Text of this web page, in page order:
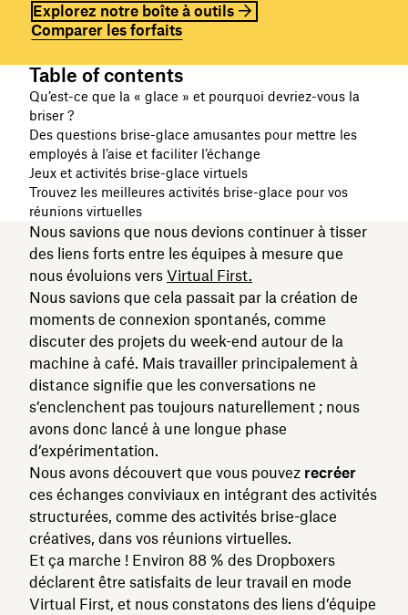
Explorez notre boîte à outils
Comparer les forfaits
Table of contents
Qu’est-ce que la « glace » et pourquoi devriez-vous la
briser ?
Des questions brise-glace amusantes pour mettre les
employés à l’aise et faciliter l’échange
Jeux et activités brise-glace virtuels
Trouvez les meilleures activités brise-glace pour vos
réunions virtuelles
Nous savions que nous devions continuer à tisser
des liens forts entre les équipes à mesure que
nous évoluions vers Virtual First.
Nous savions que cela passait par la création de
moments de connexion spontanés, comme
discuter des projets du week-end autour de la
machine à café. Mais travailler principalement à
distance signifie que les conversations ne
s’enclenchent pas toujours naturellement ; nous
avons donc lancé à une longue phase
d’expérimentation.
Nous avons découvert que vous pouvez recréer
ces échanges conviviaux en intégrant des activités
structurées, comme des activités brise-glace
créatives, dans vos réunions virtuelles.
Et ça marche ! Environ 88 % des Dropboxers
déclarent être satisfaits de leur travail en mode
Virtual First, et nous constatons des liens d’équipe